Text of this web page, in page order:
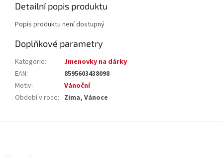
Detailní popis produktu
Popis produktu není dostupný
Doplňkové parametry
Kategorie:
Jmenovky na dárky
EAN:
8595603438098
Motiv:
Vánoční
Období v roce: Zima, Vánoce